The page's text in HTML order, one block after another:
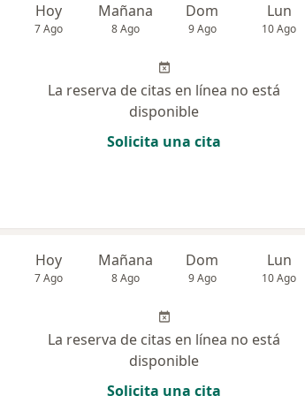
Hoy
7 Ago
Mañana
8 Ago
Dom
9 Ago
Lun
10 Ago
La reserva de citas en línea no está
disponible
Solicita una cita
Hoy
7 Ago
Mañana
8 Ago
Dom
9 Ago
Lun
10 Ago
La reserva de citas en línea no está
disponible
Solicita una cita